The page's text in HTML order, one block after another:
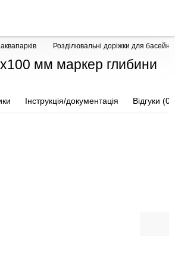
Розділювальні доріжки для басейнів
мм маркер глибини
Інструкція/документація Відгуки (0)